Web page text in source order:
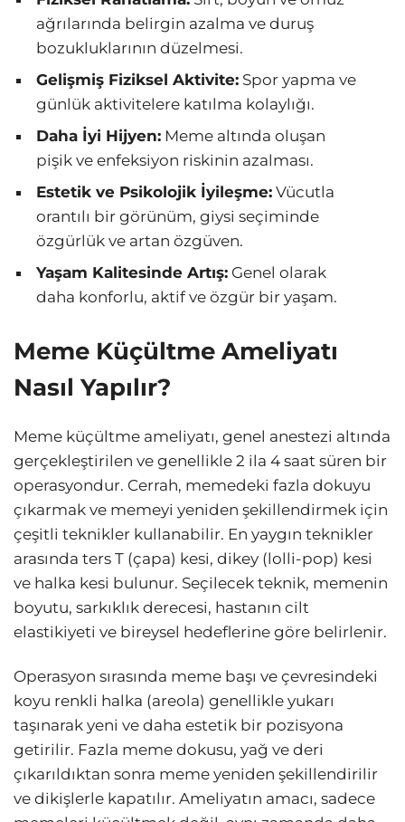
ağrılarında belirgin azalma ve duruş
bozukluklarının düzelmesi.
Gelişmiş Fiziksel Aktivite: Spor yapma ve
günlük aktivitelere katılma kolaylığı.
Daha İyi Hijyen: Meme altında oluşan
pişik ve enfeksiyon riskinin azalması.
Estetik ve Psikolojik İyileşme: Vücutla
orantılı bir görünüm, giysi seçiminde
özgürlük ve artan özgüven.
Yaşam Kalitesinde Artış: Genel olarak
daha konforlu, aktif ve özgür bir yaşam.
Meme Küçültme Ameliyatı
Nasıl Yapılır?
Meme küçültme ameliyatı, genel anestezi altında
gerçekleştirilen ve genellikle 2 ila 4 saat süren bir
operasyondur. Cerrah, memedeki fazla dokuyu
çıkarmak ve memeyi yeniden şekillendirmek için
çeşitli teknikler kullanabilir. En yaygın teknikler
arasında ters T (çapa) kesi, dikey (lolli-pop) kesi
ve halka kesi bulunur. Seçilecek teknik, memenin
boyutu, sarkıklık derecesi, hastanın cilt
elastikiyeti ve bireysel hedeflerine göre belirlenir.
Operasyon sırasında meme başı ve çevresindeki
koyu renkli halka (areola) genellikle yukarı
taşınarak yeni ve daha estetik bir pozisyona
getirilir. Fazla meme dokusu, yağ ve deri
çıkarıldıktan sonra meme yeniden şekillendirilir
ve dikişlerle kapatılır. Ameliyatın amacı, sadece